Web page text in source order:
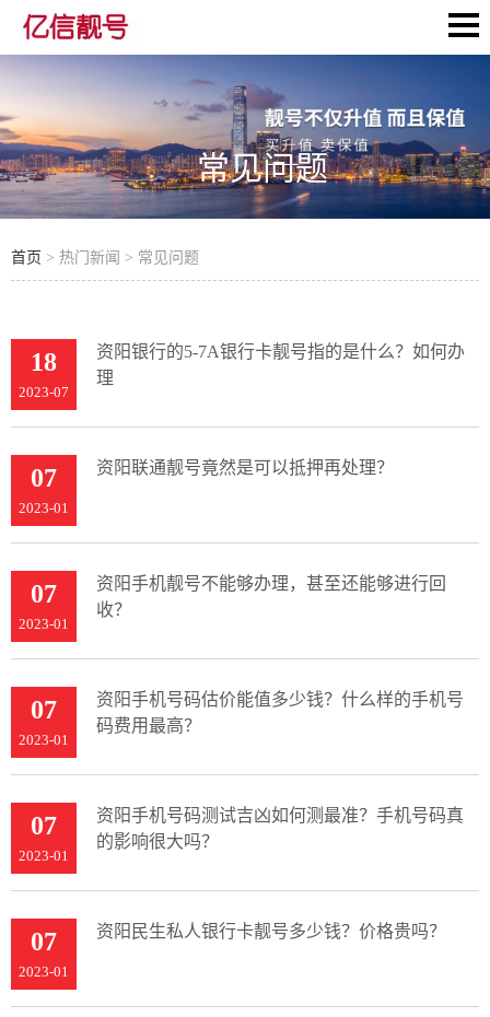
常见问题
首页 > 热门新闻 > 常见问题
18
2023-07
资阳银行的5-7A银行卡靓号指的是什么？如何办
理
07
2023-01
资阳联通靓号竟然是可以抵押再处理？
07
2023-01
资阳手机靓号不能够办理，甚至还能够进行回
收？
07
2023-01
资阳手机号码估价能值多少钱？什么样的手机号
码费用最高？
07
2023-01
资阳手机号码测试吉凶如何测最准？手机号码真
的影响很大吗？
07
2023-01
资阳民生私人银行卡靓号多少钱？价格贵吗？